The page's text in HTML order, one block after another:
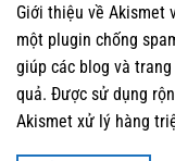
Giới thiệu về Akismet
một plugin chống
giúp các blog và
quả. Được sử dụng
Akismet xử lý hàng